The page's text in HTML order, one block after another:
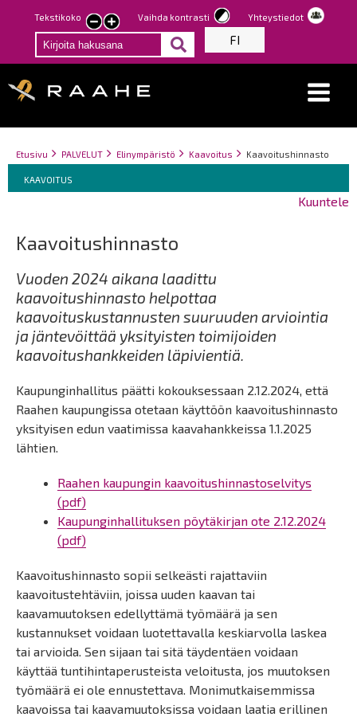
Hyppää
pääsisältöön
Tekstikoko
Pienennä
tekstin
kokoa
Suurenna
tekstin
kokoa
Vaihda kontrasti Yhteystiedot
FI
Breadcrumbs
You
here:
Etusivu PALVELUT Elinympäristö Kaavoitus Kaavoitushinnasto
Breadcrumbs
You
are
KAAVOITUS
Kuuntele
Kaavoitushinnasto
Vuoden 2024 aikana laadittu
kaavoitushinnasto helpottaa
kaavoituskustannusten suuruuden arviointia
ja jäntevöittää yksityisten toimijoiden
kaavoitushankkeiden läpivientiä.
Kaupunginhallitus päätti kokouksessaan 2.12.2024, että
Raahen kaupungissa otetaan käyttöön kaavoitushinnasto
yksityisen edun vaatimissa kaavahankkeissa 1.1.2025
lähtien.
Raahen kaupungin kaavoitushinnastoselvitys
(pdf)
Kaupunginhallituksen pöytäkirjan ote 2.12.2024
(pdf)
Kaavoitushinnasto sopii selkeästi rajattaviin
kaavoitustehtäviin, joissa uuden kaavan tai
kaavamuutoksen edellyttämä työmäärä ja sen
kustannukset voidaan luotettavalla keskiarvolla laskea
tai arvioida. Sen sijaan tai sitä täydentäen voidaan
käyttää tuntihintaperusteista veloitusta, jos muutoksen
työmäärä ei ole ennustettava. Monimutkaisemmissa
kaavoissa tai kaavamuutoksissa voidaan laatia erillinen